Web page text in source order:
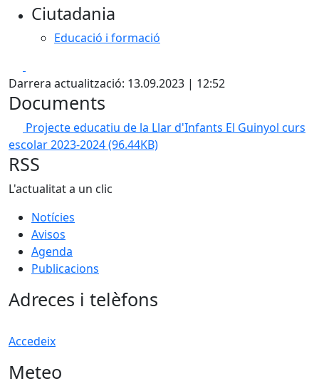
Ciutadania
Educació i formació
Darrera actualització: 13.09.2023 | 12:52
Documents
Projecte educatiu de la Llar d'Infants El Guinyol curs
escolar 2023-2024(96.44KB)
RSS
L'actualitat a un clic
Notícies
Avisos
Agenda
Publicacions
Adreces i telèfons
Accedeix
Meteo